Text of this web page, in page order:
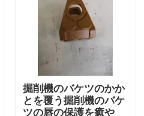
掘削機のバケツのかか
とを覆う掘削機のバケ
ツの唇の保護を癒や